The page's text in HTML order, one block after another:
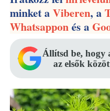
minket aViberen, a
Whatsapponés a
Állítsd be, hogy
az elsők